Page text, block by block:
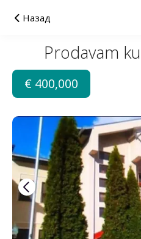
Назад
Prodavam
€ 400,000